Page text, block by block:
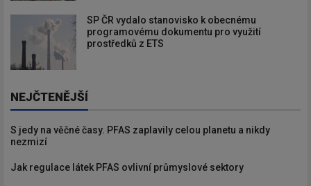
SP ČR vydalo stanovisko k obecnému
programovému dokumentu pro využití
prostředků z ETS
NEJČTENĚJŠÍ
S jedy na věčné časy. PFAS zaplavily celou planetu a nikdy
nezmizí
Jak regulace látek PFAS ovlivní průmyslové sektory